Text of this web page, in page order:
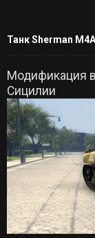
Танк Sherman
Модификация
Сицилии